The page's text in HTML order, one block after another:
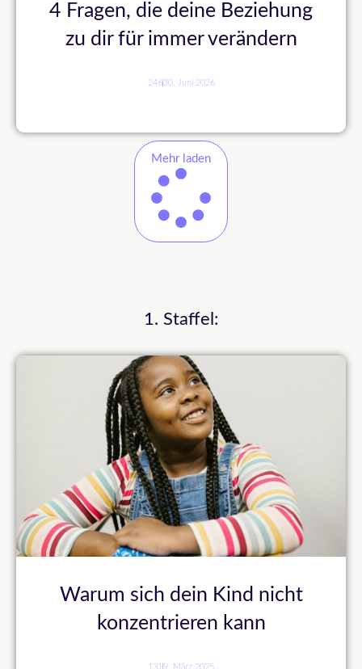
4 Fragen, die deine Beziehung
zu dir für immer verändern
246 30. Juni 2026
Mehr laden
1. Staffel:
Warum sich dein Kind nicht
konzentrieren kann
131 9. März 2025